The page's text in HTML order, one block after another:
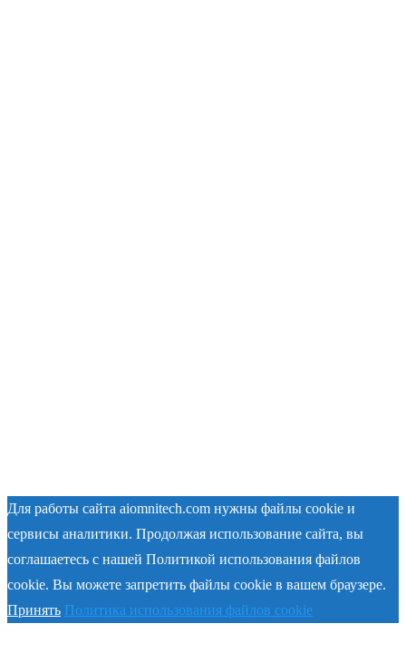
Для работы сайта aiomnitech.com нужны файлы cookie и
сервисы аналитики. Продолжая использование сайта, вы
соглашаетесь с нашей Политикой использования файлов
cookie. Вы можете запретить файлы cookie в вашем браузере.
Принять Политика использования файлов cookie